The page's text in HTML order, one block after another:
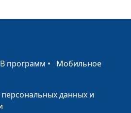
наук
программ • Мобильное
данных и